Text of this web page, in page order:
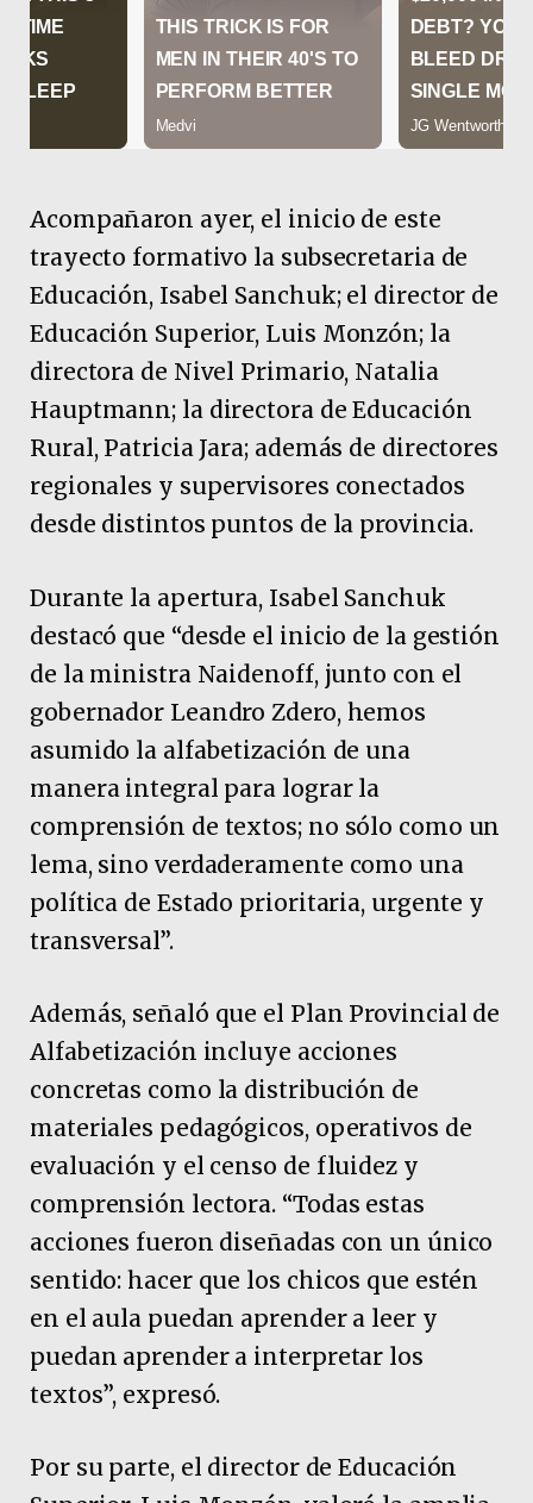
Acompañaron ayer, el inicio de este
trayecto formativo la subsecretaria de
Educación, Isabel Sanchuk; el director de
Educación Superior, Luis Monzón; la
directora de Nivel Primario, Natalia
Hauptmann; la directora de Educación
Rural, Patricia Jara; además de directores
regionales y supervisores conectados
desde distintos puntos de la provincia.
Durante la apertura, Isabel Sanchuk
destacó que “desde el inicio de la gestión
de la ministra Naidenoff, junto con el
gobernador Leandro Zdero, hemos
asumido la alfabetización de una
manera integral para lograr la
comprensión de textos; no sólo como un
lema, sino verdaderamente como una
política de Estado prioritaria, urgente y
transversal”.
Además, señaló que el Plan Provincial de
Alfabetización incluye acciones
concretas como la distribución de
materiales pedagógicos, operativos de
evaluación y el censo de fluidez y
comprensión lectora. “Todas estas
acciones fueron diseñadas con un único
sentido: hacer que los chicos que estén
en el aula puedan aprender a leer y
puedan aprender a interpretar los
textos”, expresó.
Por su parte, el director de Educación